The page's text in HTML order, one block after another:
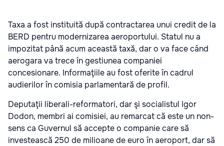
Taxa a fost instituită după contractarea unui credit de la
BERD pentru modernizarea aeroportului. Statul nu a
impozitat până acum această taxă, dar o va face când
aerogara va trece în gestiunea companiei
concesionare. Informaţiile au fost oferite în cadrul
audierilor în comisia parlamentară de profil.
Deputaţii liberali-reformatori, dar şi socialistul Igor
Dodon, membri ai comisiei, au remarcat că este un non-
sens ca Guvernul să accepte o companie care să
investească 250 de milioane de euro în aeroport, dar să